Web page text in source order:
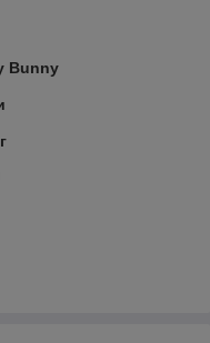
Bunny